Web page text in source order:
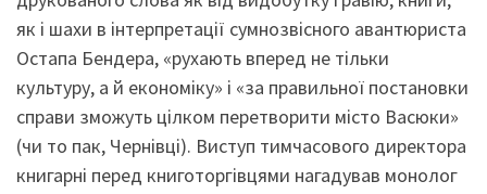
як і шахи в інтерпретації сумнозвісного авантюриста
Остапа Бендера, «рухають вперед не тільки
культуру, а й економіку» і «за правильної постановки
справи зможуть цілком перетворити місто Васюки»
(чи то пак, Чернівці). Виступ тимчасового директора
книгарні перед книготоргівцями нагадував монолог